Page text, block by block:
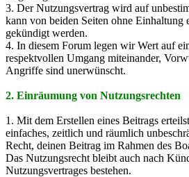
3. Der Nutzungsvertrag wird auf
kann von beiden Seiten ohne Einhaltung
gekündigt werden.
4. In diesem Forum legen wir Wert auf
respektvollen Umgang miteinander,
Angriffe sind unerwünscht.
2. Einräumung von Nutzungsrechten
1. Mit dem Erstellen eines Beitrags
einfaches, zeitlich und räumlich
Recht, deinen Beitrag im Rahmen des
Das Nutzungsrecht bleibt auch nach
Nutzungsvertrages bestehen.